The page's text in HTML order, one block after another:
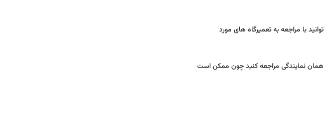
با مراجعه به تعمیرگاه های مورد
همان نمایندگی مراجعه کنید چون ممکن است